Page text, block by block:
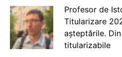
Profesor de
Titularizare
așteptările.
titularizabile